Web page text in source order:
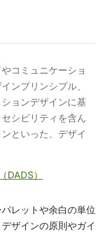
コミュニケーショ
ンプリンシプル、
ョンデザインに基
シビリティを含ん
といった、デザイ
DADS）
レットや余白の単位
ザインの原則やガイ